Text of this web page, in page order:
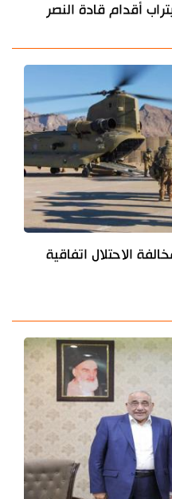
أقدام قادة النصر
الاحتلال اتفاقية